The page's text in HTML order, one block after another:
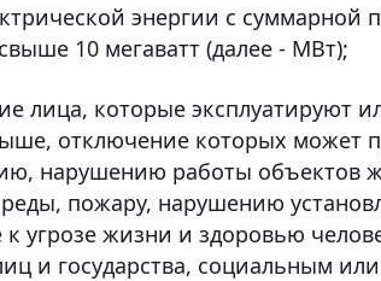
энергии с суммарной
10 мегаватт (далее - МВт);
лица, которые эксплуатируют
отключение которых может
нарушению работы объектов
пожару, нарушению
к угрозе жизни и здоровью
и государства, социальным